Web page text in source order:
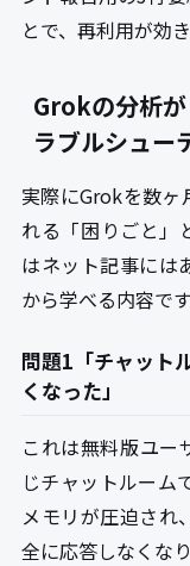
とで、再利用が効き
Grokの分析
ラブルシュー
実際にGrokを数ヶ
れる「困りごと」
はネット記事には
から学べる内容です
問題1「チャット
くなった」
これは無料版ユー
じチャットルーム
メモリが圧迫され
全に応答しなくなり